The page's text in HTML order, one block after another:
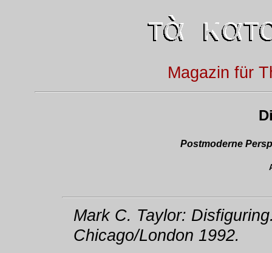
Magazin für
Postmoderne
Mark C. Taylor:
Chicago/London 1992.